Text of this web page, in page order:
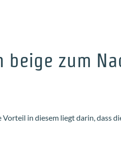
zum
in diesem liegt darin, dass